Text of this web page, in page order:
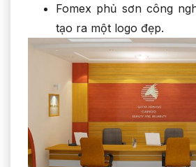
Fomex phủ sơn công
tạo ra một logo đẹp.